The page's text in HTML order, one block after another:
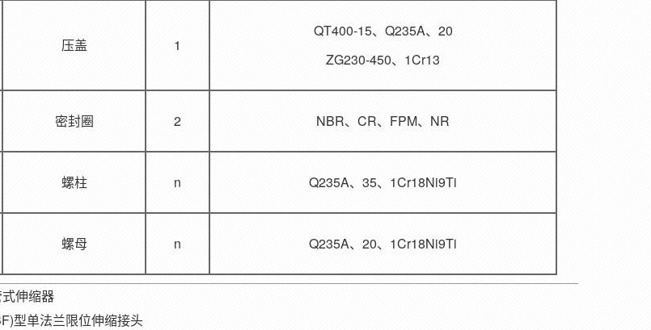
压盖 1
QT400-15、Q235A、20
ZG230-450、1Cr13
密封圈 2 NBR、CR、FPM、NR
螺柱 n Q235A、35、1Cr18Ni9Ti
螺母 n Q235A、20、1Cr18Ni9Ti
伸缩器
型单法兰限位伸缩接头